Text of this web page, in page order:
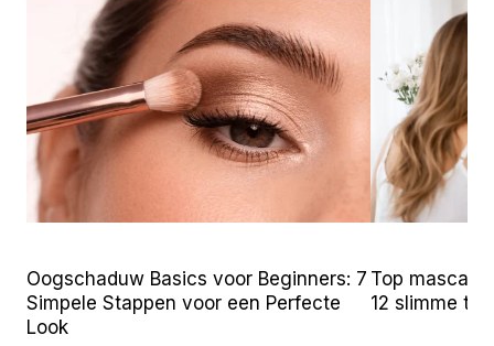
Oogschaduw Basics voor Beginners: 7
Simpele Stappen voor een Perfecte
Look
Top
12 slimme